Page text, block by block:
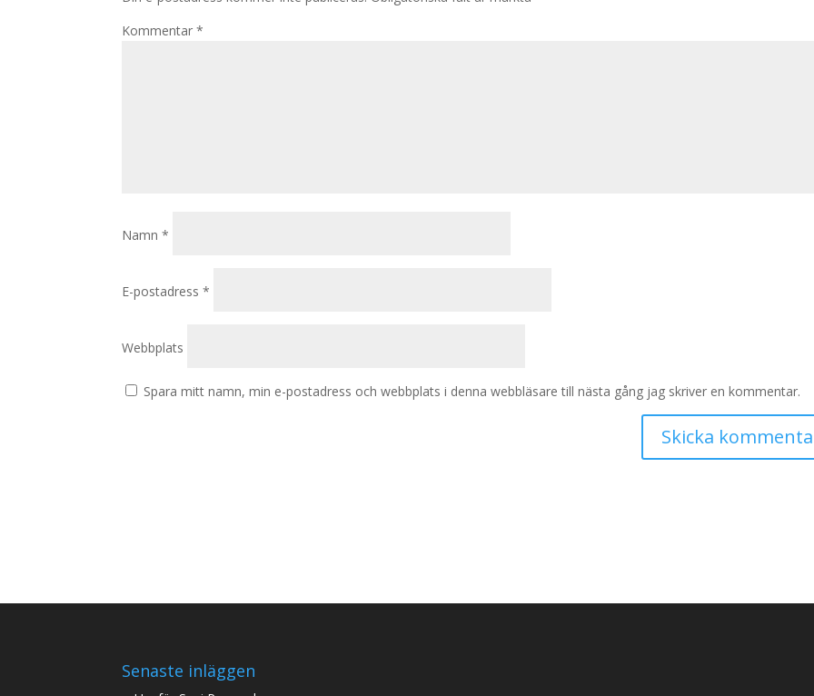
Kommentar*
Namn*
E-postadress*
Webbplats
Spara mitt namn, min e-postadress och webbplats i denna webbläsare till nästa gång jag skriver en kommentar.
Senaste inläggen